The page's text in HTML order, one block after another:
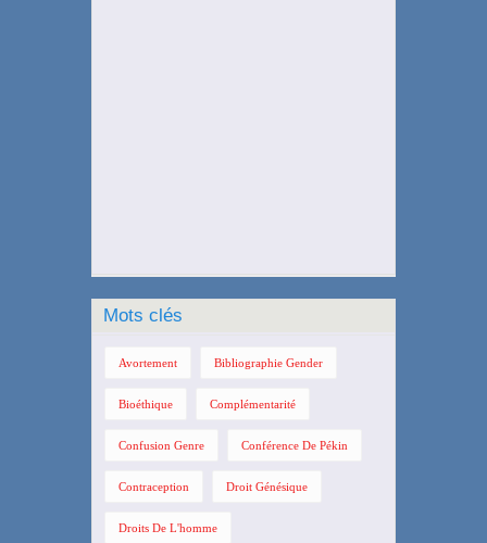
Mots clés
Avortement Bibliographie Gender
Bioéthique Complémentarité
Confusion Genre Conférence De Pékin
Contraception Droit Génésique
Droits De L'homme